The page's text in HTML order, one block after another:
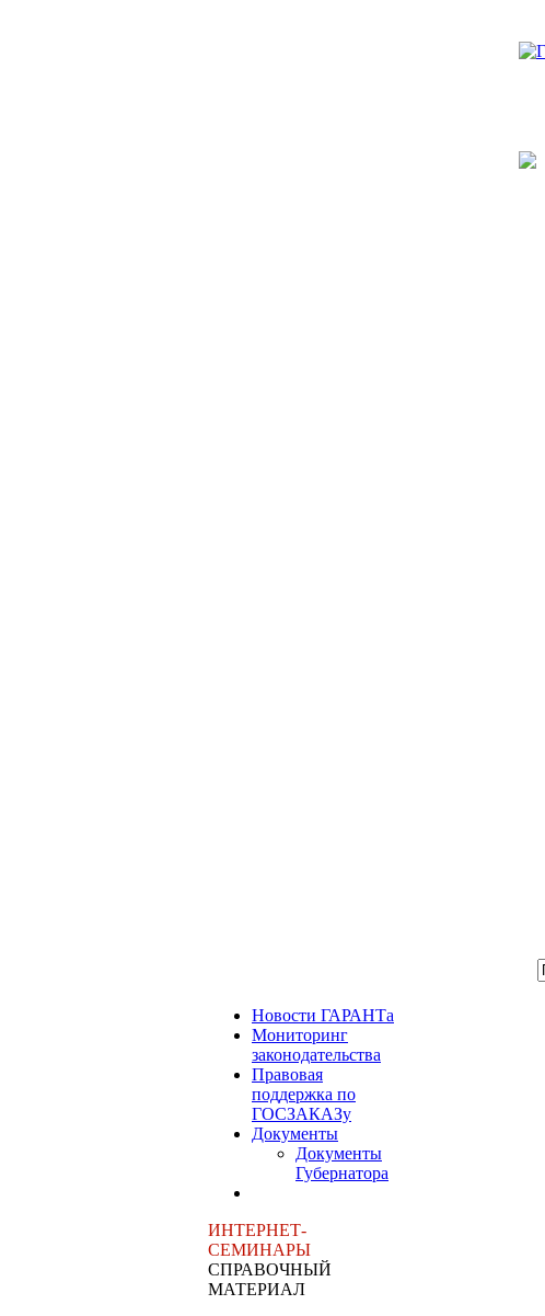
Новости ГАРАНТа
Мониторинг
законодательства
Правовая
поддержка по
ГОСЗАКАЗу
Документы
Документы
Губернатора
ИНТЕРНЕТ-
СЕМИНАРЫ
СПРАВОЧНЫЙ
МАТЕРИАЛ